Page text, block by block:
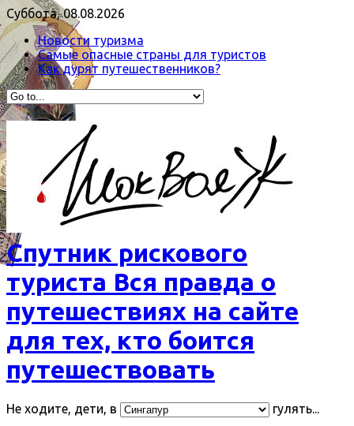
Суббота, 08.08.2026
Новости туризма
Самые опасные страны для туристов
Как дурят путешественников?
Спутник рискового
туриста Вся правда о
путешествиях на сайте
для тех, кто боится
путешествовать
Не ходите, дети, в
гулять...